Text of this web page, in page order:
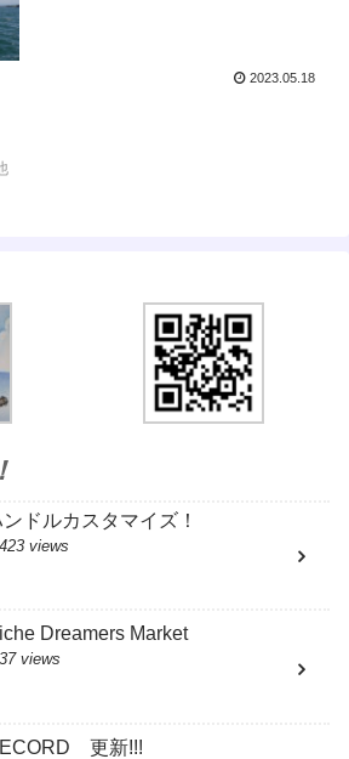
2023.05.18
ンドルカスタマイズ！
views
Dreamers Market
views
更新!!!